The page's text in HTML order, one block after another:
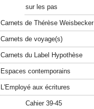
sur les pas
Carnets de Thérèse Weisbecker
Carnets de voyage(s)
Carnets du Label Hypothèse
Espaces contemporains
L'Employé aux écritures
Cahier 39-45